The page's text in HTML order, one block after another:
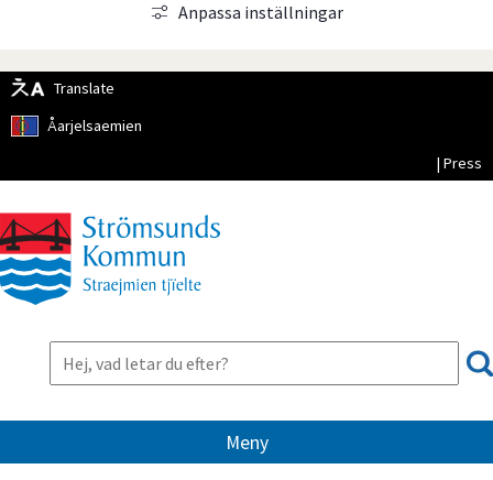
Anpassa inställningar
Translate
Åarjelsaemien
| Press
Meny